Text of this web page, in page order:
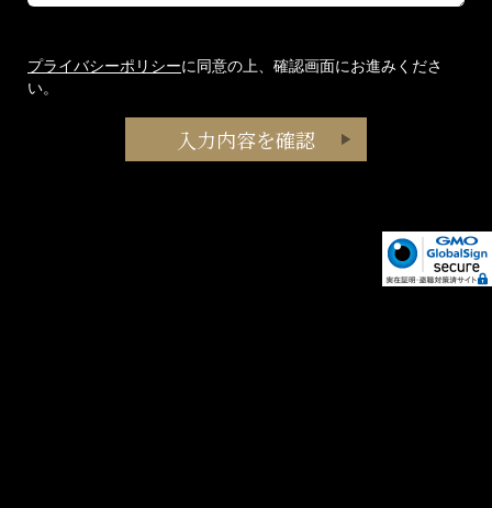
プライバシーポリシーに同意の上、確認画面にお進みくださ
い。